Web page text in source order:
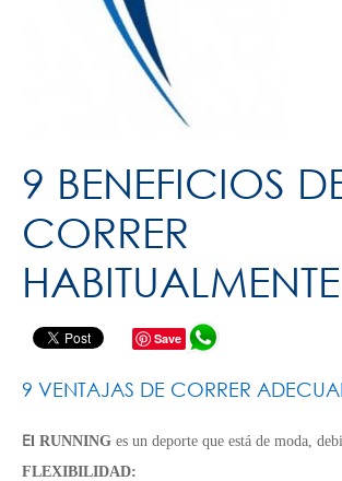
9 BENEFICIOS
CORRER
HABITUALMENTE
Save
9 VENTAJAS DE CORRER
El RUNNING es un deporte que está de moda,
FLEXIBILIDAD: